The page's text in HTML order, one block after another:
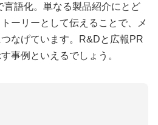
言語化。単なる製品紹介にとど
ーリーとして伝えることで、メ
なげています。R&Dと広報PR
事例といえるでしょう。